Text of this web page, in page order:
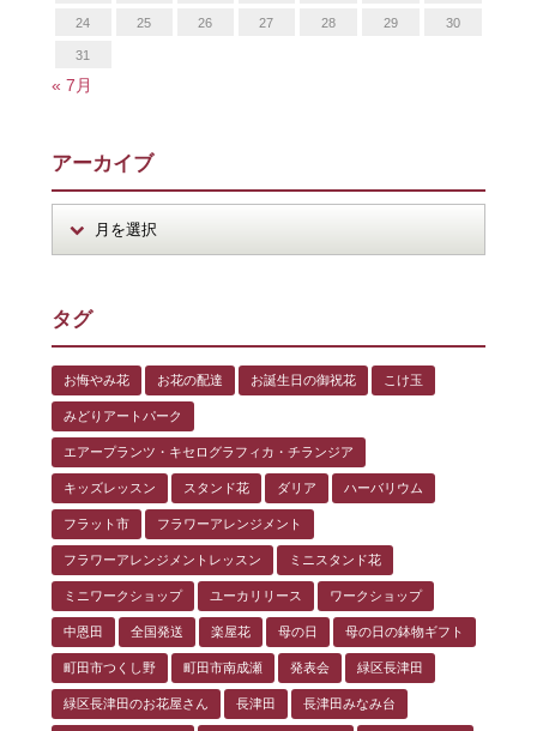
24 25 26 27 28 29 30
31
« 7月
アーカイブ
タグ
お悔やみ花 お花の配達 お誕生日の御祝花 こけ玉
みどりアートパーク
エアープランツ・キセログラフィカ・チランジア
キッズレッスン スタンド花 ダリア ハーバリウム
フラット市 フラワーアレンジメント
フラワーアレンジメントレッスン ミニスタンド花
ミニワークショップ ユーカリリース ワークショップ
中恩田 全国発送 楽屋花 母の日 母の日の鉢物ギフト
町田市つくし野 町田市南成瀬 発表会 緑区長津田
緑区長津田のお花屋さん 長津田 長津田みなみ台